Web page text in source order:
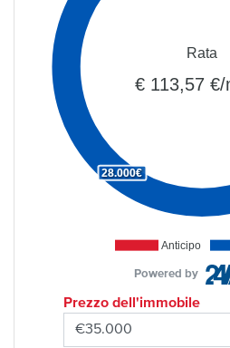
Anticipo
28.000€
Rata
€ 113,57 €/
Powered by
Prezzo dell'immobile